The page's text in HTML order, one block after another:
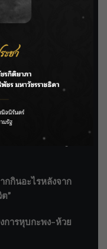
โครงการประตู
กกินอะไรหลังจาก
”
การหุบกะพง–ห้วย